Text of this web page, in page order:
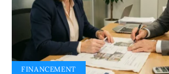
FINANCEMENT